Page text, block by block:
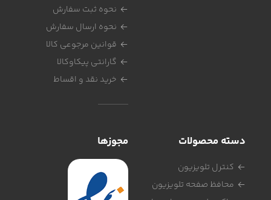
نحوه ثبت سفارش
نحوه ارسال سفارش
قوانین مرجوعی کالا
گارانتی پیکاوکالا
خرید نقد و اقساط
دسته محصولات
کنترل تلویزیون
محافظ صفحه تلویزیون
مجوزها